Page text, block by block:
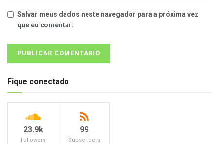
Salvar meus dados neste navegador para a próxima vez
que eu comentar.
Fique conectado
23.9k
Followers
99
Subscribers